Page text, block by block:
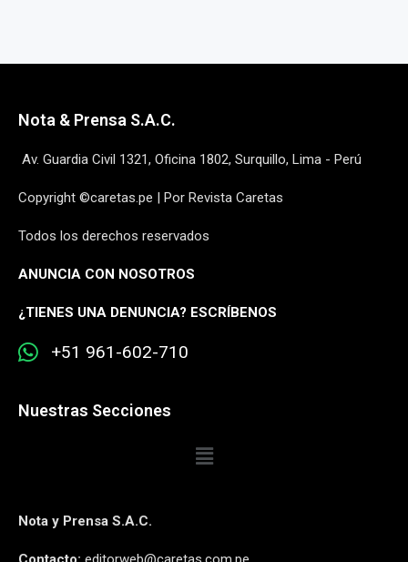
Nota & Prensa S.A.C.
Av. Guardia Civil 1321, Oficina 1802, Surquillo, Lima - Perú
Copyright ©caretas.pe | Por Revista Caretas
Todos los derechos reservados
ANUNCIA CON NOSOTROS
¿TIENES UNA DENUNCIA? ESCRÍBENOS
+51 961-602-710
Nuestras Secciones
Nota y Prensa S.A.C.